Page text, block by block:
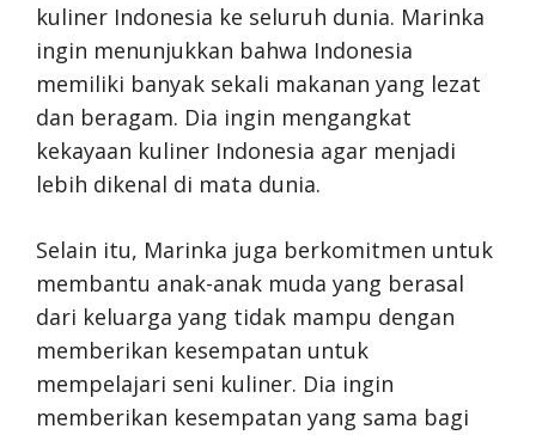
kuliner Indonesia ke seluruh dunia. Marinka
ingin menunjukkan bahwa Indonesia
memiliki banyak sekali makanan yang lezat
dan beragam. Dia ingin mengangkat
kekayaan kuliner Indonesia agar menjadi
lebih dikenal di mata dunia.
Selain itu, Marinka juga berkomitmen untuk
membantu anak-anak muda yang berasal
dari keluarga yang tidak mampu dengan
memberikan kesempatan untuk
mempelajari seni kuliner. Dia ingin
memberikan kesempatan yang sama bagi